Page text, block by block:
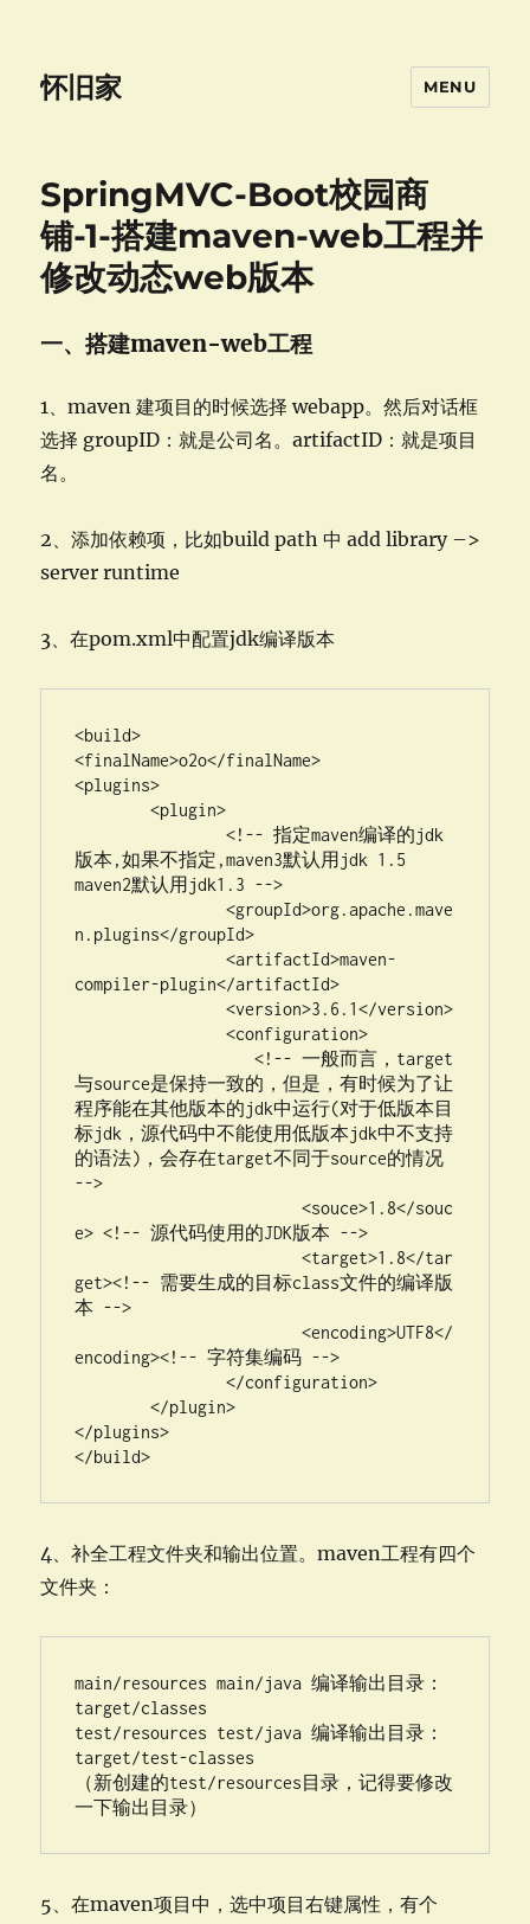
怀旧家 MENU
SpringMVC-Boot校园商
铺-1-搭建maven-web工程并
修改动态web版本
一、搭建maven-web工程
1、maven 建项目的时候选择 webapp。然后对话框
选择 groupID：就是公司名。artifactID：就是项目
名。
2、添加依赖项，比如build path 中 add library –>
server runtime
3、在pom.xml中配置jdk编译版本
<build>
<finalName>o2o</finalName>
<plugins>
	<plugin>
		<!-- 指定maven编译的jdk
版本,如果不指定,maven3默认用jdk 1.5
maven2默认用jdk1.3 -->
		<groupId>org.apache.mave
n.plugins</groupId>
		<artifactId>maven-
compiler-plugin</artifactId>
		<version>3.6.1</version>
		<configuration>
与source是保持一致的，但是，有时候为了让
程序能在其他版本的jdk中运行(对于低版本目
标jdk，源代码中不能使用低版本jdk中不支持
的语法)，会存在target不同于source的情况
-->
			<souce>1.8</souc
e> <!-- 源代码使用的JDK版本 -->
			<target>1.8</tar
get><!-- 需要生成的目标class文件的编译版
本 -->
			<encoding>UTF8</
encoding><!-- 字符集编码 -->
		</configuration>
	</plugin>
</plugins>
</build>
4、补全工程文件夹和输出位置。maven工程有四个
文件夹：
main/resources main/java 编译输出目录：
target/classes
test/resources test/java 编译输出目录：
target/test-classes
（新创建的test/resources目录，记得要修改
一下输出目录）
5、在maven项目中，选中项目右键属性，有个